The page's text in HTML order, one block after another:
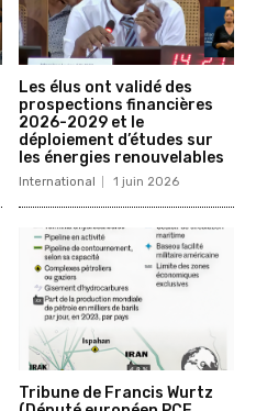
Les élus ont validé des
prospections financières
2026-2029 et le
déploiement d’études sur
les énergies renouvelables
International 1 juin 2026
Tribune de Francis Wurtz